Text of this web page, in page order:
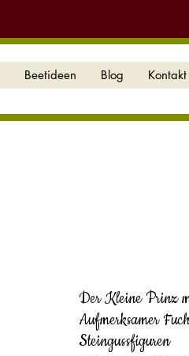
Beetideen Blog Kontakt
Der Kleine Prinz
Aufmerksamer
Steingussfiguren